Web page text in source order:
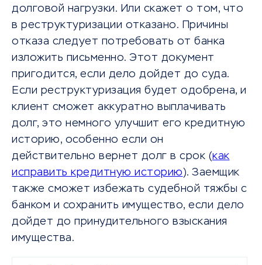
долговой нагрузки. Или скажет о том, что
в реструктуризации отказано. Причины
отказа следует потребовать от банка
изложить письменно. Этот документ
пригодится, если дело дойдет до суда.
Если реструктуризация будет одобрена, и
клиент сможет аккуратно выплачивать
долг, это немного улучшит его кредитную
историю, особенно если он
действительно вернет долг в срок (как
исправить кредитную историю). Заемщик
также сможет избежать судебной тяжбы с
банком и сохранить имущество, если дело
дойдет до принудительного взыскания
имущества.